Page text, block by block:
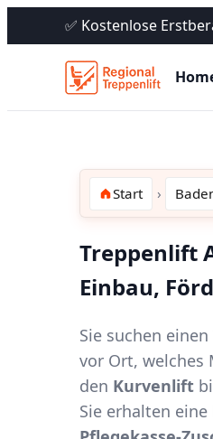
✅ Kostenlose
Start
Treppenlift
Einbau,
Sie suchen einen
vor Ort, welches
den Kurvenlift
Sie erhalten